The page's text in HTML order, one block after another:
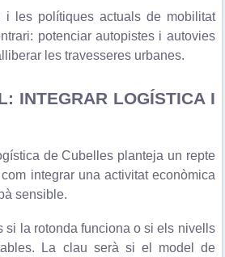
i les polítiques actuals de mobilitat
potenciar autopistes i autovies
les travesseres urbanes.
INTEGRAR LOGÍSTICA I
de Cubelles planteja un repte
integrar una activitat econòmica
sensible.
si la rotonda funciona o si els nivells
La clau serà si el model de